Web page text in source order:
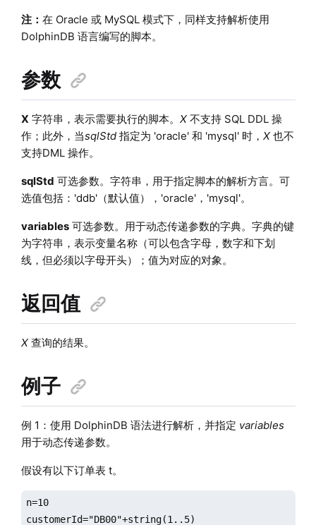
注： 在 Oracle 或 MySQL 模式下，同样支持解析使用
DolphinDB 语言编写的脚本。
参数
X 字符串，表示需要执行的脚本。 X不支持 SQL DDL 操
作；此外，当sqlStd 指定为 'oracle' 和 'mysql' 时， X也不
支持DML 操作。
sqlStd 可选参数。字符串，用于指定脚本的解析方言。可
选值包括：'ddb'（默认值），'oracle'，'mysql'。
variables可选参数。用于动态传递参数的字典。字典的键
为字符串，表示变量名称（可以包含字母，数字和下划
线，但必须以字母开头）；值为对应的对象。
返回值
X查询的结果。
例子
例 1：使用 DolphinDB 语法进行解析，并指定 variables
用于动态传递参数。
假设有以下订单表 t。
n=10
customerId="DB00"+string(1..5)